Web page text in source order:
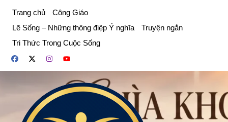
phần
dung
Trang chủ
Công Giáo
Lẽ Sống – Những thông điệp Ý nghĩa
Truyện ngắn
Tri Thức Trong Cuộc Sống